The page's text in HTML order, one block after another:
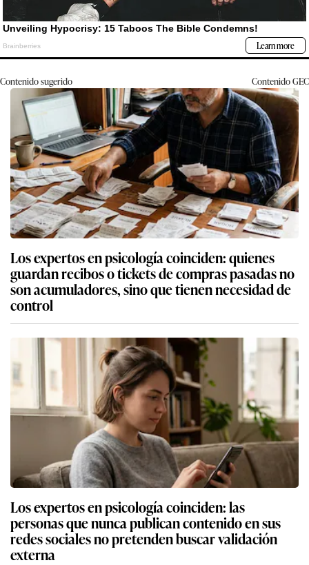
Contenido sugerido ContenidoGEC
Los expertos en psicología coinciden: quienes
guardan recibos o tickets de compras pasadas no
son acumuladores, sino que tienen necesidad de
control
Los expertos en psicología coinciden: las
personas que nunca publican contenido en sus
redes sociales no pretenden buscar validación
externa